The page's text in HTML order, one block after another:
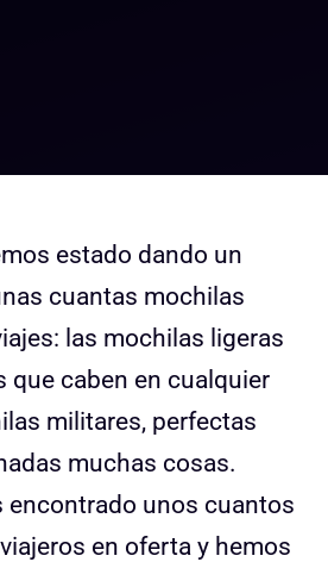
estado dando un
cuantas mochilas
las mochilas ligeras
que caben en cualquier
militares, perfectas
muchas cosas.
encontrado unos cuantos
en oferta y hemos